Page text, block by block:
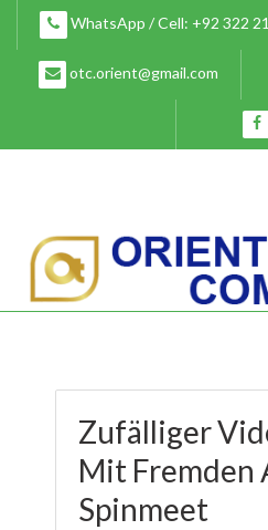
content
WhatsApp / Cell: +92 322
otc.orient@gmail.com
Zufälliger
Mit Fremden
Spinmeet